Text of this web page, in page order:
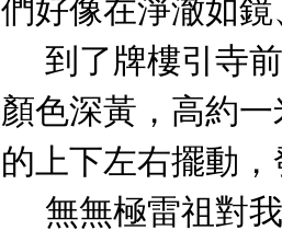
們好像在淨澈如
到了牌樓引寺前
顏色深黃，高約
的上下左右擺動
無無極雷祖對我